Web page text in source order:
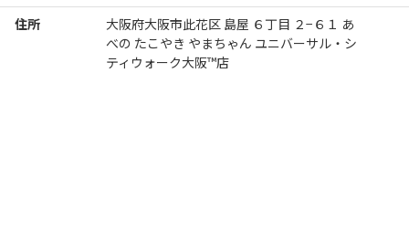
住所
大阪府大阪市此花区 島屋 ６丁目 ２−６１ あ
べの たこやき やまちゃん ユニバーサル・シ
ティウォーク大阪™店